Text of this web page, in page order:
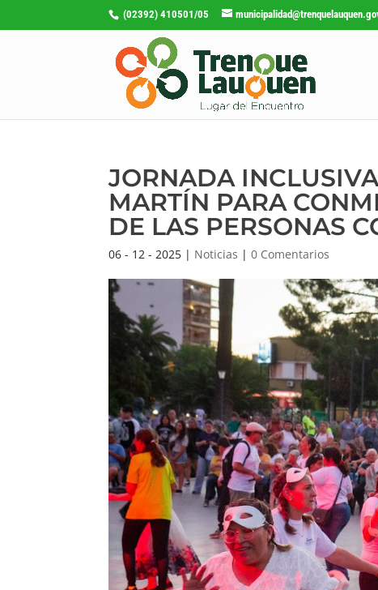
(02392) 410501/05
JORNADA
MARTÍN PARA
DE LAS PERSONAS
06 - 12 - 2025 | Noticias |0 Comentarios